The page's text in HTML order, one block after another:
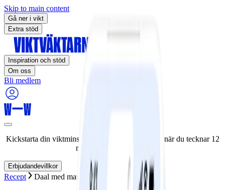
Skip to main content
Gå ner i vikt
Extra stöd
Inspiration och stöd
Om oss
Bli medlem
Kickstarta din viktminskningsresa nu! Spara 50% när du tecknar 12
månaders medlemskap.
Erbjudandevillkor
Recept Daal med mango chutneykyckling